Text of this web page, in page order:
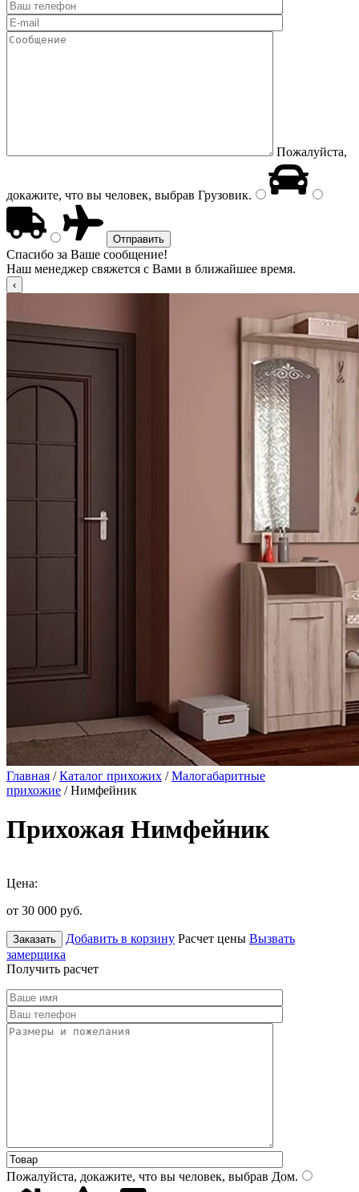
Пожалуйста,
докажите, что вы человек, выбрав Грузовик.
Спасибо за Ваше сообщение!
Наш менеджер свяжется с Вами в ближайшее время.
Главная /Каталог прихожих /Малогабаритные
прихожие / Нимфейник
Прихожая Нимфейник
Цена:
от 30 000 руб.
Заказать Добавить в корзину Расчет цены Вызвать
замерщика
Получить расчет
Пожалуйста, докажите, что вы человек, выбрав Дом.